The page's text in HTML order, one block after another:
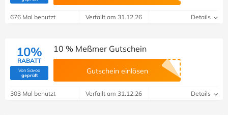
676 Mal benutzt Verfällt am 31.12.26 Details
10%
RABATT
Von Savoo
geprüft(Von Savoo geprüft)
10 % Meßmer Gutschein
Gutschein einlösen
303 Mal benutzt Verfällt am 31.12.26 Details